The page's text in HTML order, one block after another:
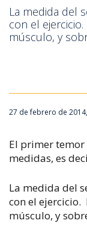
La medida del
con el
músculo, y
27 de febrero de
El primer temor
medidas, es
La medida del
con el ejercicio.
músculo, y